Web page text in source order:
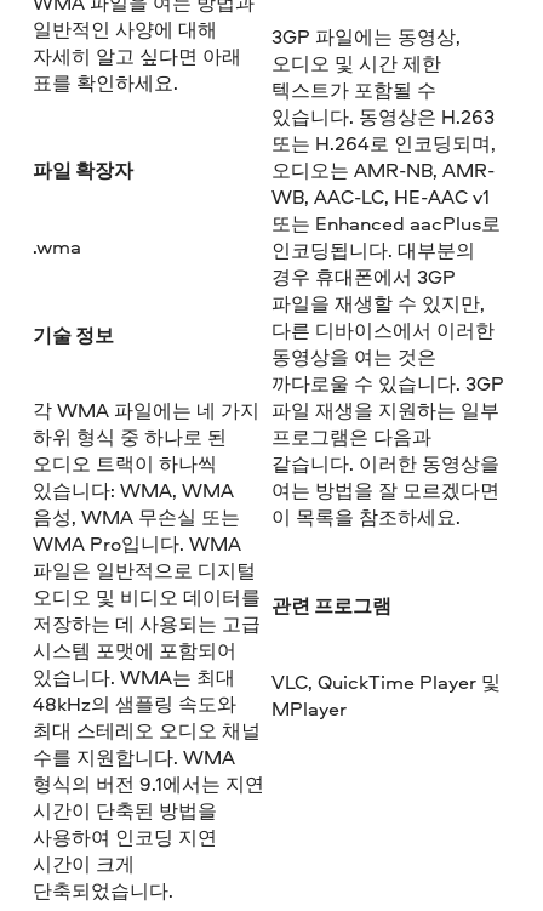
일반적인 사양에 대해
자세히 알고 싶다면 아래
표를 확인하세요.
파일 확장자
.wma
기술 정보
각 WMA 파일에는 네 가지
하위 형식 중 하나로 된
오디오 트랙이 하나씩
있습니다: WMA, WMA
음성, WMA 무손실 또는
WMA Pro입니다. WMA
파일은 일반적으로 디지털
오디오 및 비디오 데이터를
저장하는 데 사용되는 고급
시스템 포맷에 포함되어
있습니다. WMA는 최대
48kHz의 샘플링 속도와
최대 스테레오 오디오 채널
수를 지원합니다. WMA
형식의 버전 9.1에서는 지연
시간이 단축된 방법을
사용하여 인코딩 지연
시간이 크게
단축되었습니다.
3GP 파일에는 동영상,
오디오 및 시간 제한
텍스트가 포함될 수
있습니다. 동영상은 H.263
또는 H.264로 인코딩되며,
오디오는 AMR-NB, AMR-
WB, AAC-LC, HE-AAC v1
또는 Enhanced aacPlus로
인코딩됩니다. 대부분의
경우 휴대폰에서 3GP
파일을 재생할 수 있지만,
다른 디바이스에서 이러한
동영상을 여는 것은
까다로울 수 있습니다. 3GP
파일 재생을 지원하는 일부
프로그램은 다음과
같습니다. 이러한 동영상을
여는 방법을 잘 모르겠다면
이 목록을 참조하세요.
관련 프로그램
VLC, QuickTime Player 및
MPlayer